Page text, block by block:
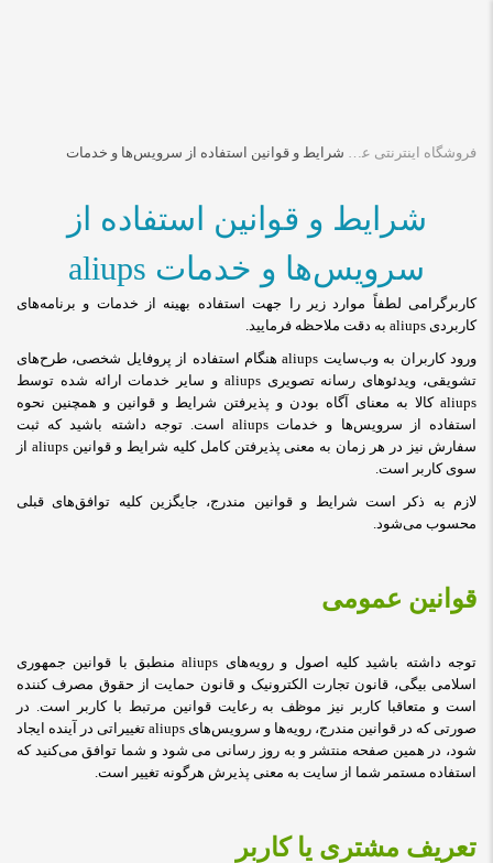
فروشگاه اینترنتی علی یو پی اس | aliups internet shop شرایط و قوانین استفاده از سرویس‌ها و خدمات
شرایط و قوانین استفاده از
سرویس‌ها و خدمات aliups
کاربرگرامی لطفاً موارد زیر را جهت استفاده بهینه از خدمات و برنامه‌‏های
کاربردی aliups به دقت ملاحظه فرمایید
.
ورود کاربران به وب‏‌سایت aliups هنگام استفاده از پروفایل شخصی، طرح‏‌های
تشویقی، ویدئوهای رسانه تصویری aliups و سایر خدمات ارائه شده توسط
aliups کالا به معنای آگاه بودن و پذیرفتن شرایط و قوانین و همچنین نحوه
استفاده از سرویس‌‏ها و خدمات aliups است. توجه داشته باشید که ثبت
سفارش نیز در هر زمان به معنی پذیرفتن کامل کلیه شرایط و قوانین aliups از
سوی کاربر است.
لازم به ذکر است شرایط و قوانین مندرج، جایگزین کلیه توافق‏‌های قبلی
محسوب می‏‌شود.
قوانین عمومی
توجه داشته باشید کلیه اصول و رویه‏‌های aliups منطبق با قوانین جمهوری
اسلامی بیگی، قانون تجارت الکترونیک و قانون حمایت از حقوق مصرف کننده
است و متعاقبا کاربر نیز موظف به رعایت قوانین مرتبط با کاربر است. در
صورتی که در قوانین مندرج، رویه‏‌ها و سرویس‏‌های aliups تغییراتی در آینده ایجاد
شود، در همین صفحه منتشر و به روز رسانی می شود و شما توافق می‏‌کنید که
استفاده مستمر شما از سایت به معنی پذیرش هرگونه تغییر است.
تعریف مشتری یا کاربر